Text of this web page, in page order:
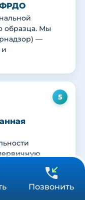
Позвонить
ФРДО
образца. Мы
—
и
5
+